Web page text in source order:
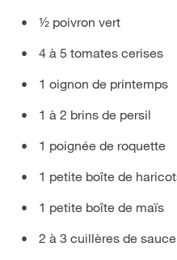
½ poivron vert
4 à 5 tomates cerises
1 oignon de printemps
1 à 2 brins de persil
1 poignée de roquette
1 petite boîte de
1 petite boîte de maïs
2 à 3 cuillères de